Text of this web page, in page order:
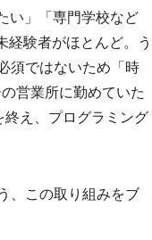
い」「専門学校など
験者がほとんど。う
須ではないため「時
営業所に勤めていた
え、プログラミング
、この取り組みをブ